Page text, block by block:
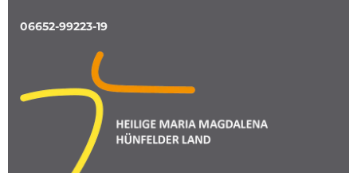
06652-99223-19